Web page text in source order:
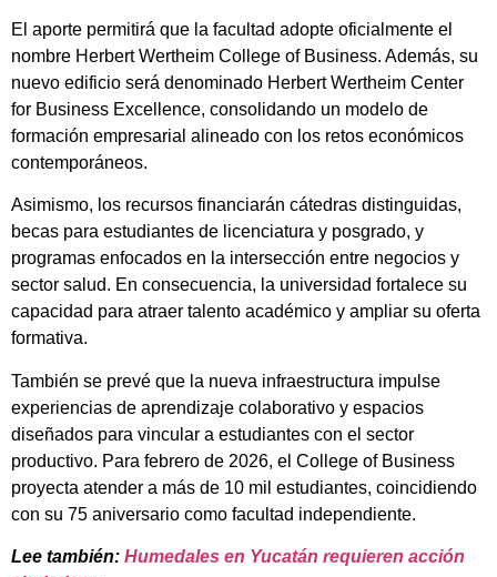
El aporte permitirá que la facultad adopte oficialmente el
nombre Herbert Wertheim College of Business. Además, su
nuevo edificio será denominado Herbert Wertheim Center
for Business Excellence, consolidando un modelo de
formación empresarial alineado con los retos económicos
contemporáneos.
Asimismo, los recursos financiarán cátedras distinguidas,
becas para estudiantes de licenciatura y posgrado, y
programas enfocados en la intersección entre negocios y
sector salud. En consecuencia, la universidad fortalece su
capacidad para atraer talento académico y ampliar su oferta
formativa.
También se prevé que la nueva infraestructura impulse
experiencias de aprendizaje colaborativo y espacios
diseñados para vincular a estudiantes con el sector
productivo. Para febrero de 2026, el College of Business
proyecta atender a más de 10 mil estudiantes, coincidiendo
con su 75 aniversario como facultad independiente.
Lee también: Humedales en Yucatán requieren acción